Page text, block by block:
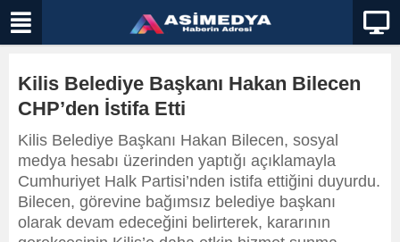
Kilis Belediye Başkanı Hakan Bilecen
CHP’den İstifa Etti
Kilis Belediye Başkanı Hakan Bilecen, sosyal
medya hesabı üzerinden yaptığı açıklamayla
Cumhuriyet Halk Partisi’nden istifa ettiğini duyurdu.
Bilecen, görevine bağımsız belediye başkanı
olarak devam edeceğini belirterek, kararının